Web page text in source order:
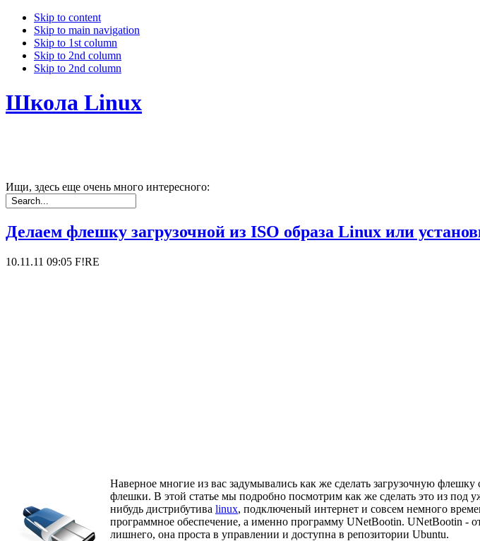
Skip to content
Skip to main navigation
Skip to 1st column
Skip to 2nd column
Skip to 2nd column
Школа Linux
Ищи, здесь еще очень много интересного:
Делаем флешку загрузочной из ISO образа Linux или
10.11.11 09:05 F!RE
Наверное многие из вас задумывались как же сделать загрузочную
флешки. В этой статье мы подробно посмотрим как же сделать это из под
нибудь дистрибутива linux, подключеный интернет и совсем немного
программное обеспечение, а именно программу UNetBootin. UNetBootin -
лишнего, она проста в управлении и доступна в репозитории Ubuntu.